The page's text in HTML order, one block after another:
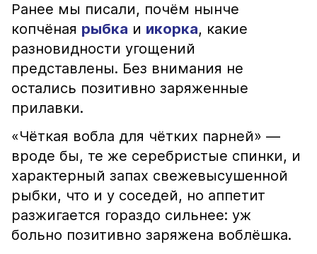
Ранее мы писали, почём нынче
копчёная рыбка и икорка, какие
разновидности угощений
представлены. Без внимания не
остались позитивно заряженные
прилавки.
«Чёткая вобла для чётких парней» —
вроде бы, те же серебристые спинки, и
характерный запах свежевысушенной
рыбки, что и у соседей, но аппетит
разжигается гораздо сильнее: уж
больно позитивно заряжена воблёшка.